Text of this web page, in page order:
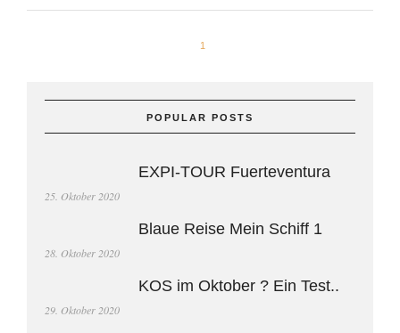
1
POPULAR POSTS
EXPI-TOUR Fuerteventura
25. Oktober 2020
Blaue Reise Mein Schiff 1
28. Oktober 2020
KOS im Oktober ? Ein Test..
29. Oktober 2020